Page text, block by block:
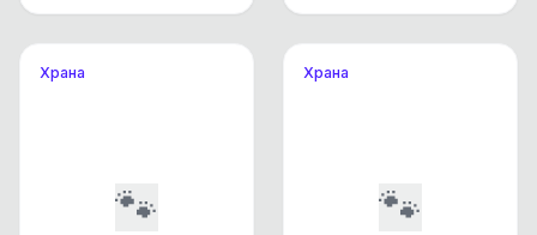
Храна
🐾
Храна
🐾